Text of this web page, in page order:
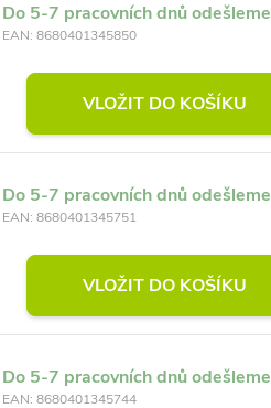
Do 5-7 pracovních dnů odešleme
EAN: 8680401345850
VLOŽIT DO KOŠÍKU
Do 5-7 pracovních dnů odešleme
EAN: 8680401345751
VLOŽIT DO KOŠÍKU
Do 5-7 pracovních dnů odešleme
EAN: 8680401345744